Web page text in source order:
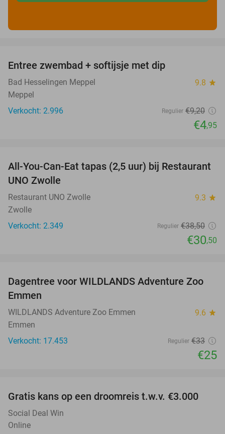
Entree zwembad + softijsje met dip
Bad Hesselingen Meppel 9.8 star
Meppel
Verkocht: 2.996
Regulier €9,20
€4,95
21%
All-You-Can-Eat tapas (2,5 uur) bij Restaurant
UNO Zwolle
Restaurant UNO Zwolle 9.3 star
Zwolle
Verkocht: 2.349
Regulier €38,50
€30,50
24%
Dagentree voor WILDLANDS Adventure Zoo
Emmen
WILDLANDS Adventure Zoo Emmen 9.6 star
Emmen
Verkocht: 17.453
Regulier €33
€25
Gratis kans op een droomreis t.w.v. €3.000
Social Deal Win
Online